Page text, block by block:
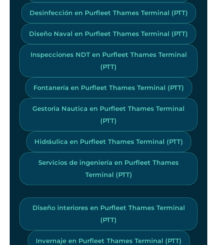
Desinfección en Purfleet Thames Terminal (PTT)
Diseño Naval en Purfleet Thames Terminal (PTT)
Inspecciones NDT en Purfleet Thames Terminal
(PTT)
Fontanería en Purfleet Thames Terminal (PTT)
Gestoria Nautica en Purfleet Thames Terminal
(PTT)
Hidráulica en Purfleet Thames Terminal (PTT)
Servicios de ingeniería en Purfleet Thames
Terminal (PTT)
Diseño interiores en Purfleet Thames Terminal
(PTT)
Invernaje en Purfleet Thames Terminal (PTT)